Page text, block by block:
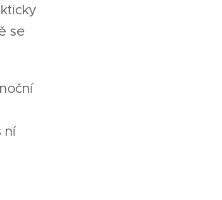
se
ní